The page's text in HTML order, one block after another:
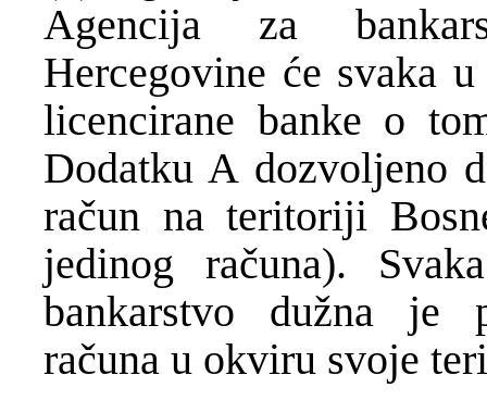
Agencija za
Hercegovine će svaka
licencirane banke o
Dodatku A dozvoljeno
račun na teritoriji
jedinog računa).
bankarstvo dužna je
računa u okviru svoje